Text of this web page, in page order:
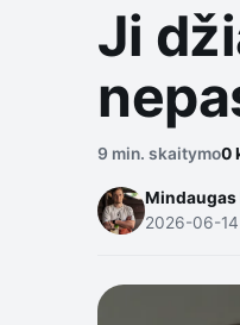
Ji
9 min. skaitymo0
Mindaugas
2026-06-14